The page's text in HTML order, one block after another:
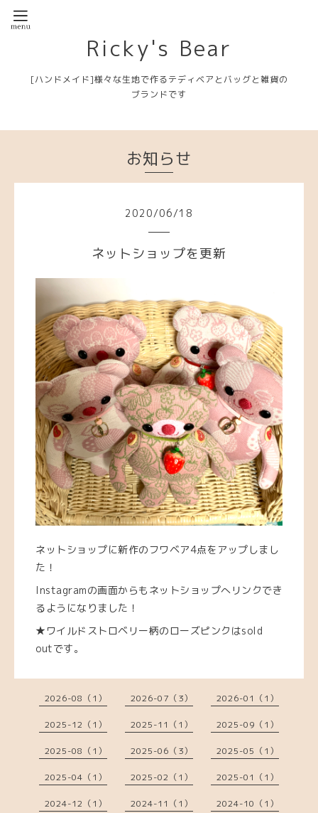
Ricky's Bear
[ハンドメイド]様々な生地で作るテディベアとバッグと雑貨の
ブランドです
お知らせ
2020/06/18
ネットショップを更新
ネットショップに新作のフワベア4点をアップしまし
た！
Instagramの画面からもネットショップへリンクでき
るようになりました！
★ワイルドストロベリー柄のローズピンクはsold
outです。
2026-08（1） 2026-07（3） 2026-01（1）
2025-12（1） 2025-11（1） 2025-09（1）
2025-08（1） 2025-06（3） 2025-05（1）
2025-04（1） 2025-02（1） 2025-01（1）
2024-12（1） 2024-11（1） 2024-10（1）